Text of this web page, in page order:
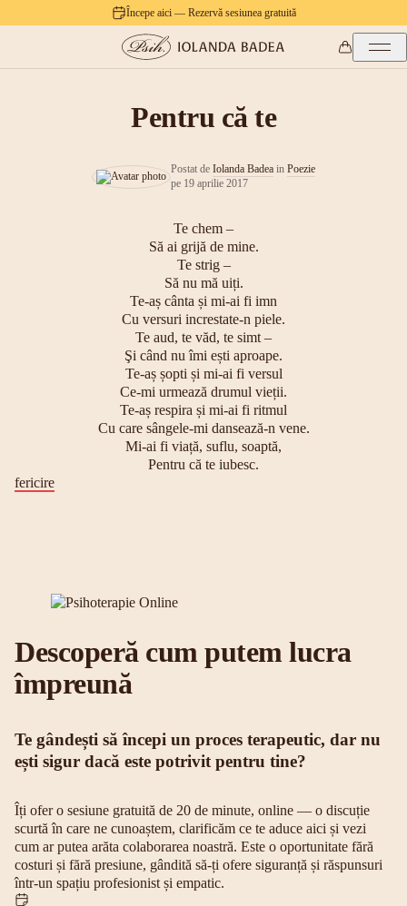
Începe aici — Rezervă sesiunea gratuită
Pentru că te
Postat de Iolanda Badea in Poezie
pe 19 aprilie 2017
Te chem –
Să ai grijă de mine.
Te strig –
Să nu mă uiți.
Te-aș cânta și mi-ai fi imn
Cu versuri increstate-n piele.
Te aud, te văd, te simt –
Şi când nu îmi ești aproape.
Te-aș șopti și mi-ai fi versul
Ce-mi urmează drumul vieții.
Te-aș respira și mi-ai fi ritmul
Cu care sângele-mi dansează-n vene.
Mi-ai fi viață, suflu, soaptă,
Pentru că te iubesc.
fericire
Descoperă cum putem lucra
împreună
Te gândești să începi un proces terapeutic, dar nu
ești sigur dacă este potrivit pentru tine?
Îți ofer o sesiune gratuită de 20 de minute, online — o discuție
scurtă în care ne cunoaștem, clarificăm ce te aduce aici și vezi
cum ar putea arăta colaborarea noastră. Este o oportunitate fără
costuri și fără presiune, gândită să-ți ofere siguranță și răspunsuri
într-un spațiu profesionist și empatic.